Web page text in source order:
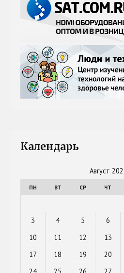
Календарь
Август
ПН ВТ СР ЧТ
3
4 5 6
10
11 12 13
17
18 19 20